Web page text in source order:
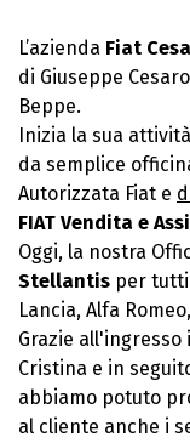
L’azienda Fiat
di Giuseppe
Beppe.
Inizia la sua
da semplice
Autorizzata Fiat e
FIAT Vendita e
Oggi, la nostra
Stellantis per tutti
Lancia, Alfa
Grazie
Cristina e in
abbiamo potuto
al cliente anche i